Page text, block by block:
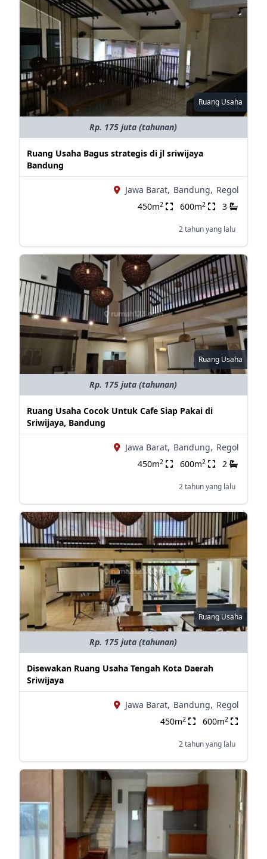
Ruang Usaha
Rp. 175 juta (tahunan)
Ruang Usaha Bagus strategis di jl sriwijaya
Bandung
Jawa Barat, Bandung, Regol
450m2 600m2 3
2 tahun yang lalu
Ruang Usaha
Rp. 175 juta (tahunan)
Ruang Usaha Cocok Untuk Cafe Siap Pakai di
Sriwijaya, Bandung
Jawa Barat, Bandung, Regol
450m2 600m2 2
2 tahun yang lalu
Ruang Usaha
Rp. 175 juta (tahunan)
Disewakan Ruang Usaha Tengah Kota Daerah
Sriwijaya
Jawa Barat, Bandung, Regol
450m2 600m2
2 tahun yang lalu